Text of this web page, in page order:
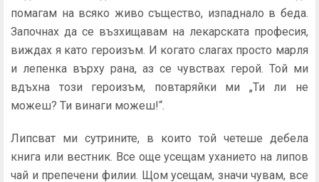
помагам на всяко живо същество, изпаднало в беда.
Започнах да се възхищавам на лекарската професия,
виждах я като героизъм. И когато слагах просто марля
и лепенка върху рана, аз се чувствах герой. Той ми
вдъхна този героизъм, повтаряйки ми „Ти ли не
можеш? Ти винаги можеш!“.
Липсват ми сутрините, в които той четеше дебела
книга или вестник. Все още усещам уханието на липов
чай и препечени филии. Щом усещам, значи чувам, все